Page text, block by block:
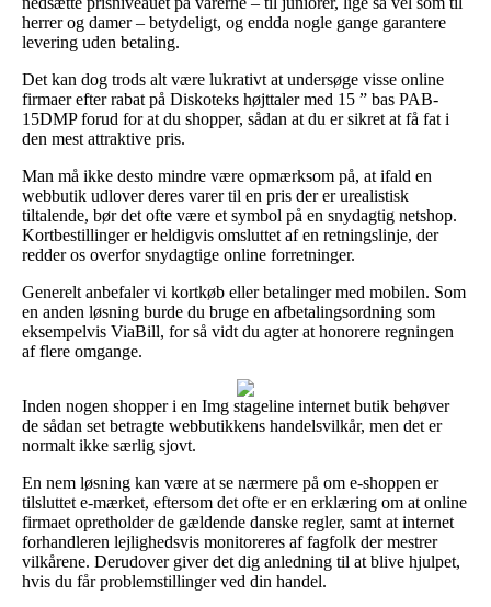
herrer og damer – betydeligt, og endda nogle gange garantere
levering uden betaling.
Det kan dog trods alt være lukrativt at undersøge visse online
firmaer efter rabat på Diskoteks højttaler med 15 ” bas PAB-
15DMP forud for at du shopper, sådan at du er sikret at få fat i
den mest attraktive pris.
Man må ikke desto mindre være opmærksom på, at ifald en
webbutik udlover deres varer til en pris der er urealistisk
tiltalende, bør det ofte være et symbol på en snydagtig netshop.
Kortbestillinger er heldigvis omsluttet af en retningslinje, der
redder os overfor snydagtige online forretninger.
Generelt anbefaler vi kortkøb eller betalinger med mobilen. Som
en anden løsning burde du bruge en afbetalingsordning som
eksempelvis ViaBill, for så vidt du agter at honorere regningen
af flere omgange.
Inden nogen shopper i en Img stageline internet butik behøver
de sådan set betragte webbutikkens handelsvilkår, men det er
normalt ikke særlig sjovt.
En nem løsning kan være at se nærmere på om e-shoppen er
tilsluttet e-mærket, eftersom det ofte er en erklæring om at online
firmaet opretholder de gældende danske regler, samt at internet
forhandleren lejlighedsvis monitoreres af fagfolk der mestrer
vilkårene. Derudover giver det dig anledning til at blive hjulpet,
hvis du får problemstillinger ved din handel.